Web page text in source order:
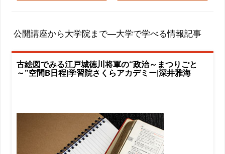
公開講座から大学院まで―大学で学べる情報記事
古絵図でみる江戸城徳川将軍の“政治～まつりごと
～”空間B日程|学習院さくらアカデミー|深井雅海